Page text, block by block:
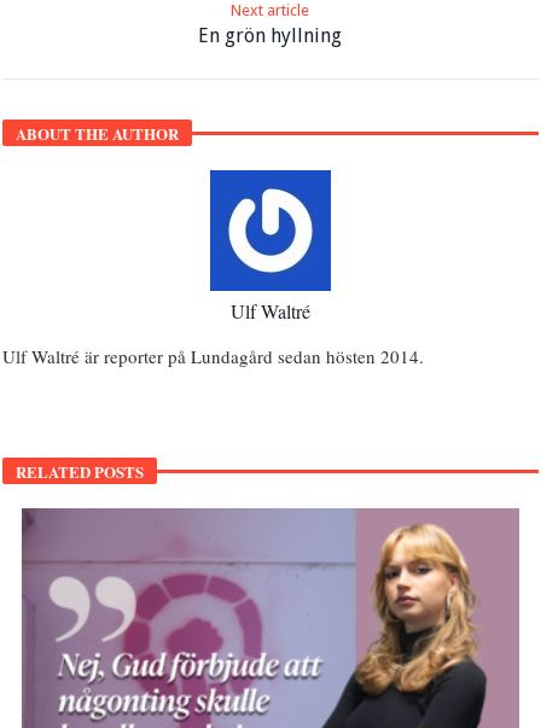
Next article
En grön hyllning
ABOUT THE AUTHOR
Ulf Waltré
Ulf Waltré är reporter på Lundagård sedan hösten 2014.
RELATED POSTS